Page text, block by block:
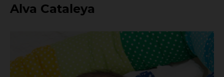
Alva Cataleya